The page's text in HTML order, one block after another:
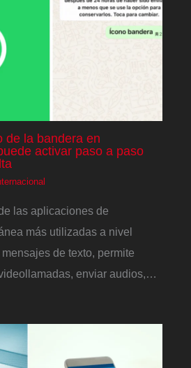
de la bandera en
activar paso a paso
las aplicaciones de
más utilizadas a nivel
de texto, permite
enviar audios,…